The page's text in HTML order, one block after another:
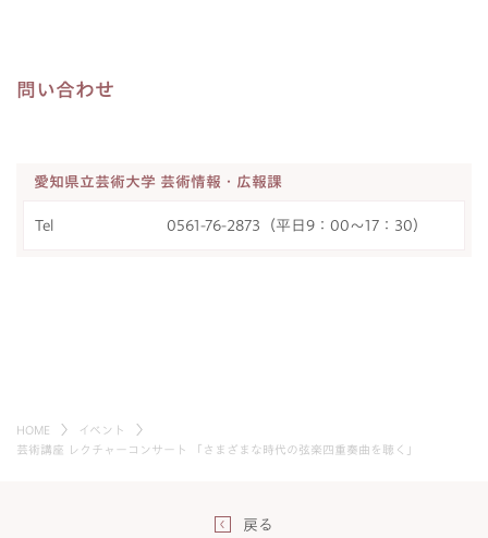
問い合わせ
愛知県立芸術大学 芸術情報・広報課
Tel 0561-76-2873（平日9：00～17：30）
HOME
イベント
芸術講座 レクチャーコンサート 「さまざまな時代の弦楽四重奏曲を聴く」
戻る